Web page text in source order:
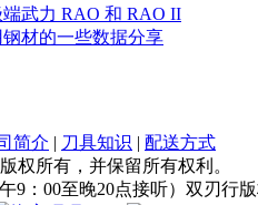
武力 RAO 和 RAO II
材的一些数据分享
简介 | 刀具知识 | 配送方式
权所有，并保留所有权利。
9：00至晚20点接听）双刃